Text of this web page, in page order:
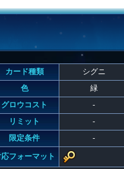
カード種類 シグニ
色
緑
グロウコスト
-
リミット
-
限定条件
-
フォーマット